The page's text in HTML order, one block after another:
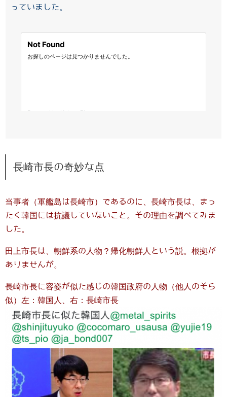
っていました。
長崎市長の奇妙な点
当事者（軍艦島は長崎市）であるのに、長崎市長は、まっ
たく韓国には抗議していないこと。その理由を調べてみま
した。
田上市長は、朝鮮系の人物？帰化朝鮮人という説。根拠が
ありませんが。
長崎市長に容姿が似た感じの韓国政府の人物（他人のそら
似）左：韓国人、右：長崎市長